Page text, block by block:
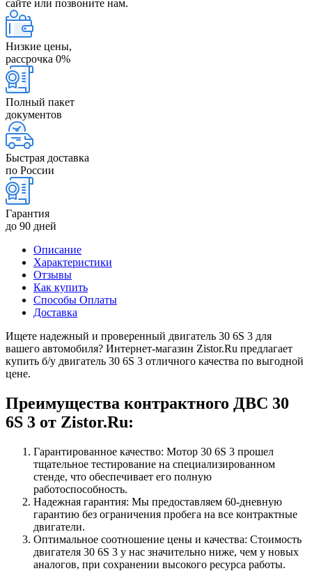
сайте или позвоните нам.
Низкие цены,
рассрочка 0%
Полный пакет
документов
Быстрая доставка
по России
Гарантия
до 90 дней
Описание
Характеристики
Отзывы
Как купить
Способы Оплаты
Доставка
Ищете надежный и проверенный двигатель 30 6S 3 для
вашего автомобиля? Интернет-магазин Zistor.Ru предлагает
купить б/у двигатель 30 6S 3 отличного качества по выгодной
цене.
Преимущества контрактного ДВС 30
6S 3 от Zistor.Ru:
Гарантированное качество: Мотор 30 6S 3 прошел
тщательное тестирование на специализированном
стенде, что обеспечивает его полную
работоспособность.
Надежная гарантия: Мы предоставляем 60-дневную
гарантию без ограничения пробега на все контрактные
двигатели.
Оптимальное соотношение цены и качества: Стоимость
двигателя 30 6S 3 у нас значительно ниже, чем у новых
аналогов, при сохранении высокого ресурса работы.